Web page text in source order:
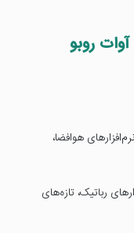
روبو
هوافضا،
رباتیک، تازه‌های